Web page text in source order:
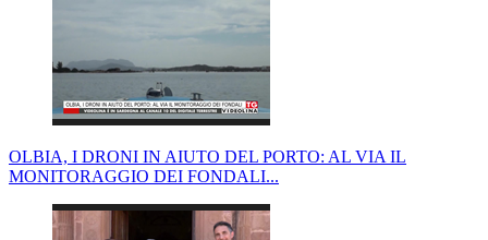
OLBIA, I DRONI IN AIUTO DEL PORTO: AL VIA IL
MONITORAGGIO DEI FONDALI...